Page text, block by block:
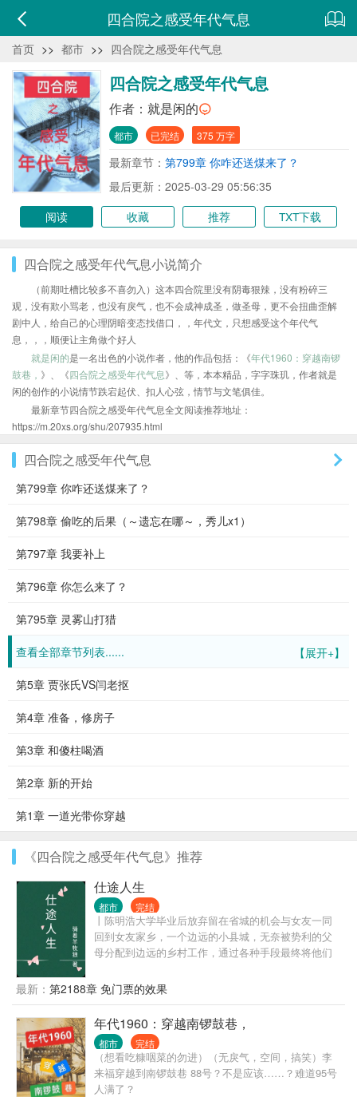
四合院之感受年代气息
首页 >> 都市 >> 四合院之感受年代气息
四合院之感受年代气息
作者： 就是闲的
都市 已完结 375 万字
最新章节： 第799章 你咋还送煤来了？
最后更新：2025-03-29 05:56:35
阅读
收藏 推荐 TXT下载
四合院之感受年代气息小说简介
（前期吐槽比较多不喜勿入）这本四合院里没有阴毒狠辣，没有粉碎三
观，没有欺小骂老，也没有戾气，也不会成神成圣，做圣母，更不会扭曲歪解
剧中人，给自己的心理阴暗变态找借口，，年代文，只想感受这个年代气
息，，，顺便让主角做个好人
就是闲的是一名出色的小说作者，他的作品包括：《年代1960：穿越南锣
鼓巷， 》、《四合院之感受年代气息》、等，本本精品，字字珠玑，作者就是
闲的创作的小说情节跌宕起伏、扣人心弦，情节与文笔俱佳。
最新章节四合院之感受年代气息全文阅读推荐地址：
https://m.20xs.org/shu/207935.html
四合院之感受年代气息
第799章 你咋还送煤来了？
第798章 偷吃的后果（～遗忘在哪～，秀儿x1）
第797章 我要补上
第796章 你怎么来了？
第795章 灵雾山打猎
【展开+】
查看全部章节列表......
第5章 贾张氏VS闫老抠
第4章 准备，修房子
第3章 和傻柱喝酒
第2章 新的开始
第1章 一道光带你穿越
《四合院之感受年代气息》推荐
仕途人生
都市 完结
丨陈明浩大学毕业后放弃留在省城的机会与女友一同
回到女友家乡，一个边远的小县城，无奈被势利的父
母分配到边远的乡村工作，通过各种手段最终将他们
在背景的支持和自己的努力之下，一路披荆斩棘，仕
途高歌，做到了封疆大吏，实现了他仕途之初许下
的“当官不为民做主，不如回家卖红薯”的初心誓言。
最新： 第2188章 免门票的效果
年代1960：穿越南锣鼓巷，
都市 完结
（想看吃糠咽菜的勿进）（无戾气，空间，搞笑）李
来福穿越到南锣鼓巷 88号？不是应该……？难道95号
人满了？